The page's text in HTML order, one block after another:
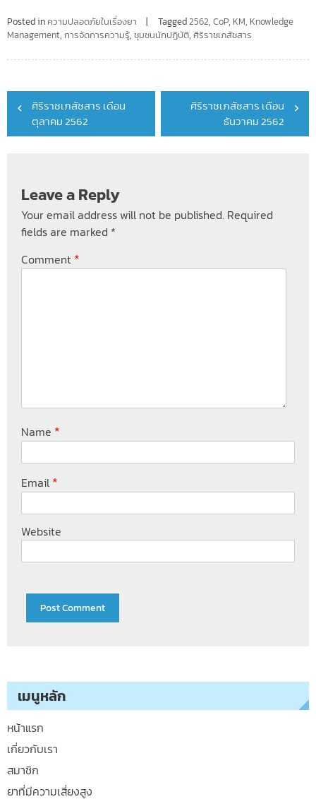
Posted in ความปลอดภัยในเรื่องยา Tagged2562, CoP, KM, Knowledge
Management, การจัดการความรู้, ชุมชนนักปฏิบัติ, ศิริราชเภสัชสาร
Post
navigation
ศิริราชเภสัชสาร เดือน
ตุลาคม 2562
ศิริราชเภสัชสาร เดือน
ธันวาคม 2562
Leave a Reply
Your email address will not be published. Required
fields are marked *
Comment *
Name *
Email *
Website
เมนูหลัก
หน้าแรก
เกี่ยวกับเรา
สมาชิก
ยาที่มีความเสี่ยงสูง